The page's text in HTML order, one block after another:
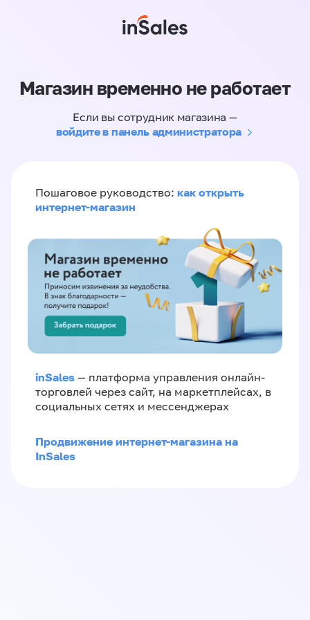
Магазин временно не работает
Если вы сотрудник магазина —
войдите в панель администратора
Пошаговое руководство: как открыть
интернет-магазин
inSales — платформа управления онлайн-
торговлей через сайт, на маркетплейсах, в
социальных сетях и мессенджерах
Продвижение интернет-магазина на
InSales